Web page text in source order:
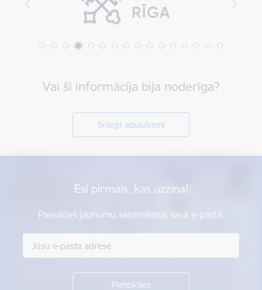
Vai šī informācija bija noderīga?
Sniegt atsauksmi
Esi pirmais, kas uzzina!
Piesakies jaunumu saņemšanai savā e-pastā.